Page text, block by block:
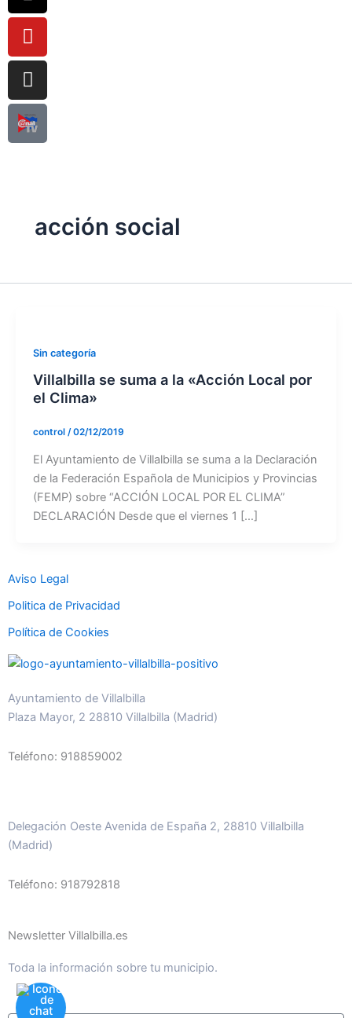
acción social
Sin categoría
Villalbilla se suma a la «Acción Local por
el Clima»
control /02/12/2019
El Ayuntamiento de Villalbilla se suma a la Declaración
de la Federación Española de Municipios y Provincias
(FEMP) sobre “ACCIÓN LOCAL POR EL CLIMA”
DECLARACIÓN Desde que el viernes 1 […]
Aviso Legal
Politica de Privacidad
Política de Cookies
Ayuntamiento de Villalbilla
Plaza Mayor, 2 28810 Villalbilla (Madrid)
Teléfono: 918859002
Delegación Oeste Avenida de España 2, 28810 Villalbilla
(Madrid)
Teléfono: 918792818
Newsletter Villalbilla.es
Toda la información sobre tu municipio.